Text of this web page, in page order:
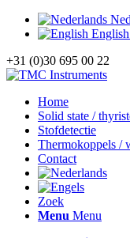
English
+31 (0)30 695 00 22
Home
Solid state /
Stofdetectie
Thermokoppels /
Contact
Zoek
Menu Menu